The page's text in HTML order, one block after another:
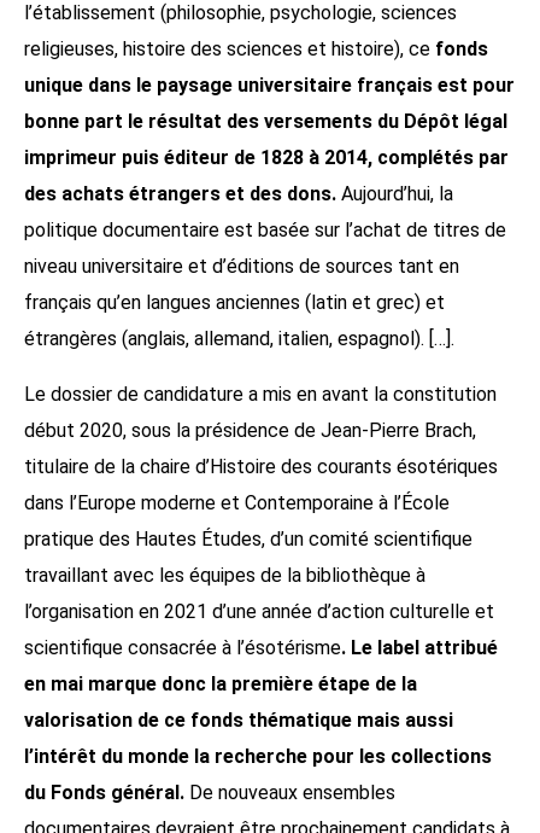
l’établissement (philosophie, psychologie, sciences
religieuses, histoire des sciences et histoire), ce fonds
unique dans le paysage universitaire français est pour
bonne part le résultat des versements du Dépôt légal
imprimeur puis éditeur de 1828 à 2014, complétés par
des achats étrangers et des dons. Aujourd’hui, la
politique documentaire est basée sur l’achat de titres de
niveau universitaire et d’éditions de sources tant en
français qu’en langues anciennes (latin et grec) et
étrangères (anglais, allemand, italien, espagnol). […].
Le dossier de candidature a mis en avant la constitution
début 2020, sous la présidence de Jean-Pierre Brach,
titulaire de la chaire d’Histoire des courants ésotériques
dans l’Europe moderne et Contemporaine à l’École
pratique des Hautes Études, d’un comité scientifique
travaillant avec les équipes de la bibliothèque à
l’organisation en 2021 d’une année d’action culturelle et
scientifique consacrée à l’ésotérisme. Le label attribué
en mai marque donc la première étape de la
valorisation de ce fonds thématique mais aussi
l’intérêt du monde la recherche pour les collections
du Fonds général. De nouveaux ensembles